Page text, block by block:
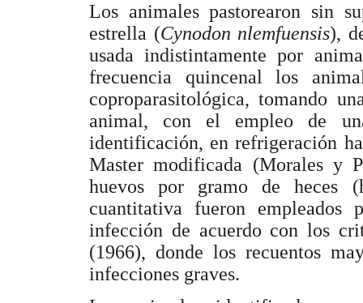
Los animales pastorearon sin
estrella (Cynodon nlemfuensis),
usada indistintamente por
frecuencia quincenal los
coproparasitológica, tomando
animal, con el empleo de
identificación, en refrigeración
Master modificada (Morales y
huevos por gramo de heces
cuantitativa fueron
infección de acuerdo con los
(1966), donde los recuentos
infecciones graves.